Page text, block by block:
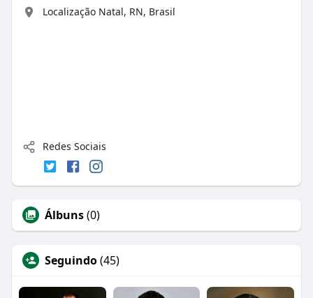
Localização Natal, RN, Brasil
Redes Sociais
Álbuns(0)
Seguindo(45)